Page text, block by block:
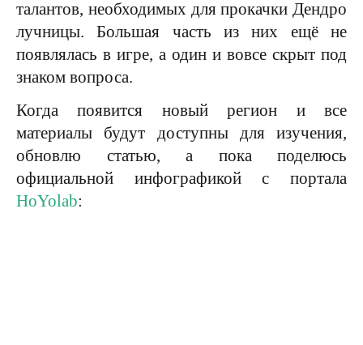
талантов, необходимых для прокачки Дендро
лучницы. Большая часть из них ещё не
появлялась в игре, а один и вовсе скрыт под
знаком вопроса.
Когда появится новый регион и все
материалы будут доступны для изучения,
обновлю статью, а пока поделюсь
официальной инфографикой с портала
HoYolab: